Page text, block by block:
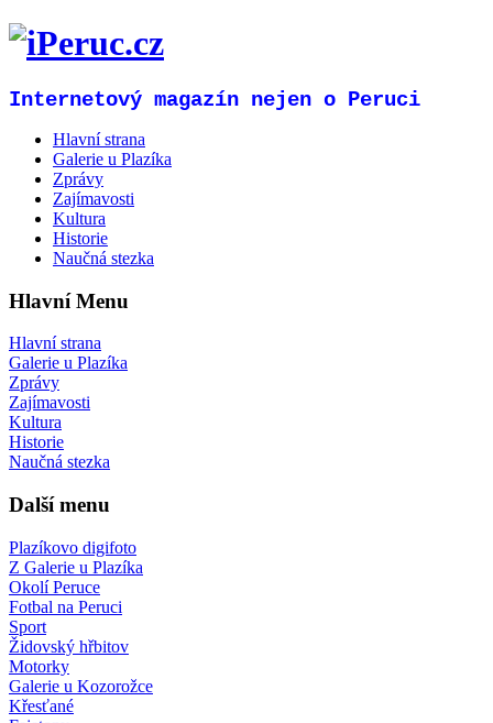
Internetový magazín nejen o Peruci
Hlavní strana
Galerie u Plazíka
Zprávy
Zajímavosti
Kultura
Historie
Naučná stezka
Hlavní Menu
Hlavní strana
Galerie u Plazíka
Zprávy
Zajímavosti
Kultura
Historie
Naučná stezka
Další menu
Plazíkovo digifoto
Z Galerie u Plazíka
Okolí Peruce
Fotbal na Peruci
Sport
Židovský hřbitov
Motorky
Galerie u Kozorožce
Křesťané